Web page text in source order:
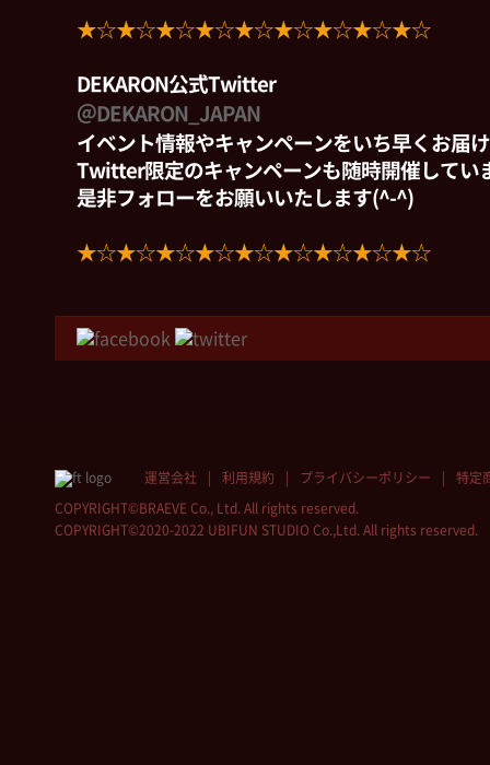
★☆★☆★☆★☆★☆★☆★☆★☆★☆
DEKARON公式Twitter
＠DEKARON_JAPAN
イベント情報やキャンペーンをいち早くお届
Twitter限定のキャンペーンも随時開催してい
是非フォローをお願いいたします(^-^)
★☆★☆★☆★☆★☆★☆★☆★☆★☆
運営会社 利用規約 プライバシーポリシー 特定
COPYRIGHT©BRAEVE Co., Ltd. All rights reserved.
COPYRIGHT©2020-2022 UBIFUN STUDIO Co.,Ltd. All rights reserved.